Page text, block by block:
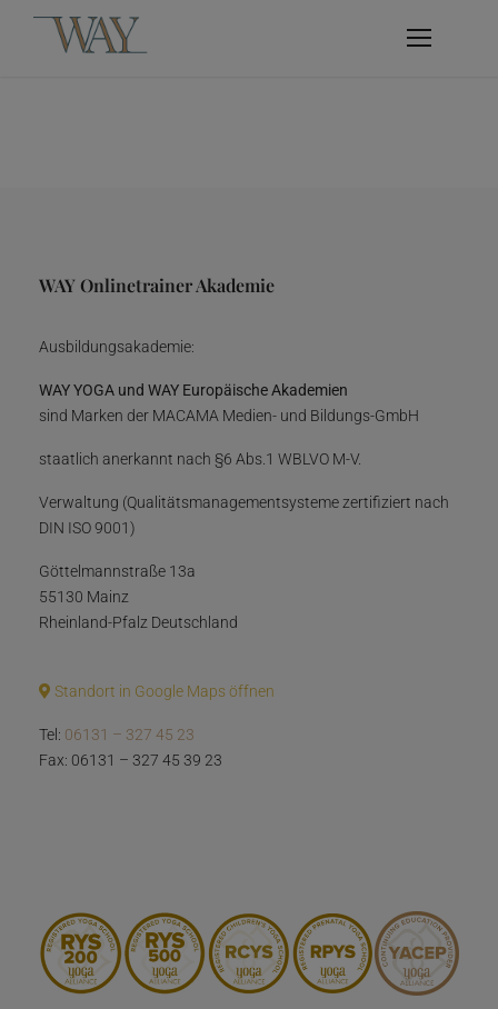
WAY Onlinetrainer Akademie
Ausbildungsakademie:
WAY YOGA und WAY Europäische Akademien
sind Marken der MACAMA Medien- und Bildungs-GmbH
staatlich anerkannt nach §6 Abs.1 WBLVO M-V.
Verwaltung (Qualitätsmanagementsysteme zertifiziert nach
DIN ISO 9001)
Göttelmannstraße 13a
55130 Mainz
Rheinland-Pfalz Deutschland
Standort in Google Maps öffnen
Tel: 06131 – 327 45 23
Fax: 06131 – 327 45 39 23